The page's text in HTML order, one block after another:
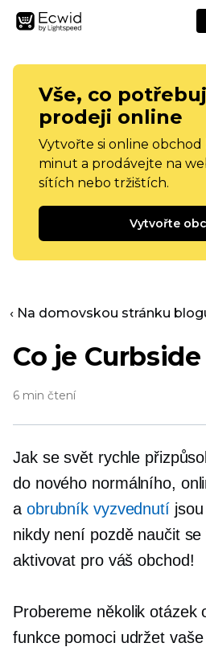
Vše, co
prodeji online
Vytvořte si online
minut a prodávejte na
sítích nebo tržištích.
Vytvořte
‹ Na domovskou stránku
Co je
6 min čtení
Jak se svět rychle
do nového normálního,
a obrubník vyzvednutíjsou
nikdy není pozdě naučit
aktivovat pro váš obchod!
Probereme několik otázek
funkce pomoci udržet